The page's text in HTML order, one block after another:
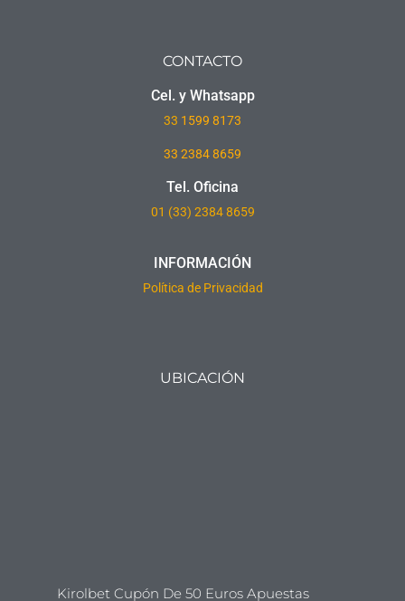
CONTACTO
Cel. y Whatsapp
33 1599 8173
33 2384 8659
Tel. Oficina
01 (33) 2384 8659
INFORMACIÓN
Política de Privacidad
UBICACIÓN
Kirolbet Cupón De 50 Euros Apuestas